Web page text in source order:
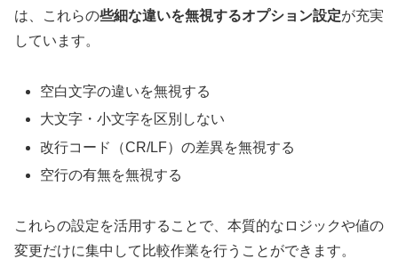
は、これらの些細な違いを無視するオプション設定が充実
しています。
空白文字の違いを無視する
大文字・小文字を区別しない
改行コード（CR/LF）の差異を無視する
空行の有無を無視する
これらの設定を活用することで、本質的なロジックや値の
変更だけに集中して比較作業を行うことができます。